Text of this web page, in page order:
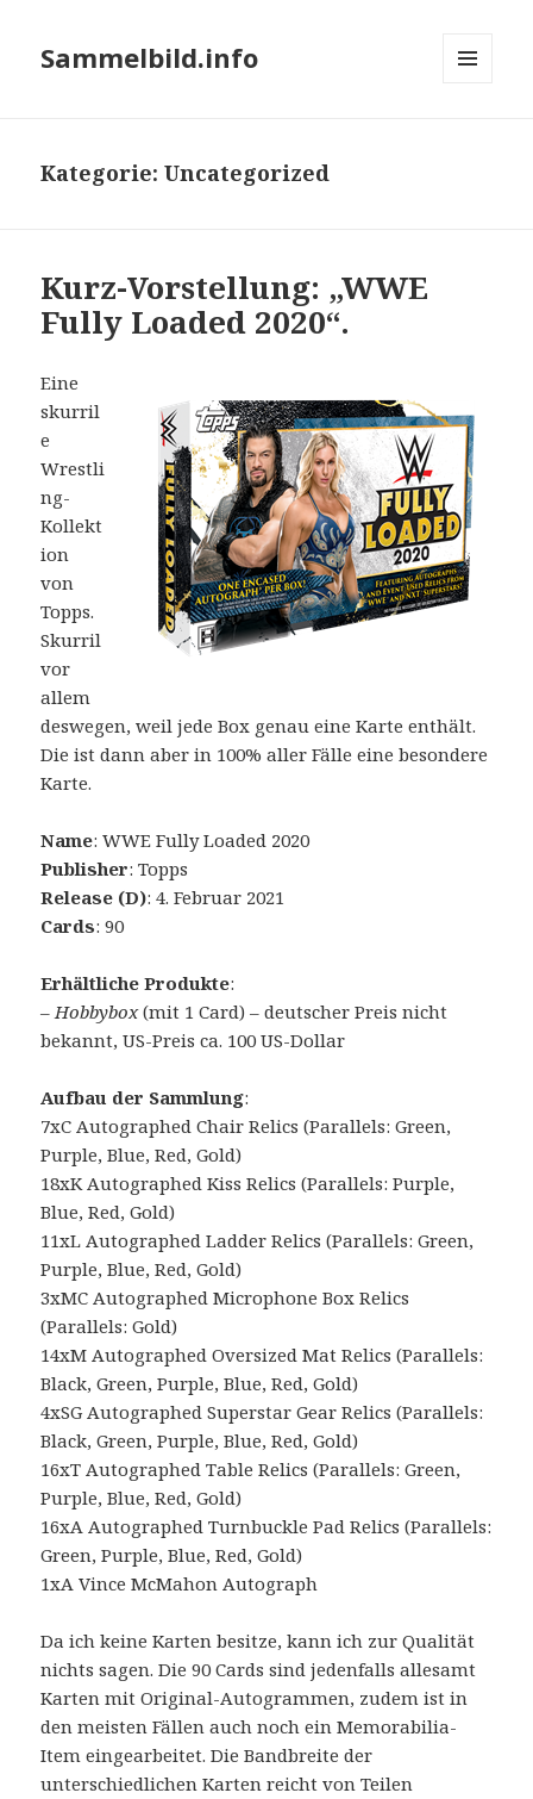
Sammelbild.info
Kategorie:Uncategorized
Kurz-Vorstellung: „WWE
Fully Loaded 2020“.
Eine
skurril
e
Wrestli
ng-
Kollekt
ion
von
Topps.
Skurril
vor
allem
deswegen, weil jede Box genau eine Karte enthält.
Die ist dann aber in 100% aller Fälle eine besondere
Karte.
Name: WWE Fully Loaded 2020
Publisher: Topps
Release (D): 4. Februar 2021
Cards: 90
Erhältliche Produkte:
–Hobbybox(mit 1 Card) – deutscher Preis nicht
bekannt, US-Preis ca. 100 US-Dollar
Aufbau der Sammlung:
7xC Autographed Chair Relics (Parallels: Green,
Purple, Blue, Red, Gold)
18xK Autographed Kiss Relics (Parallels: Purple,
Blue, Red, Gold)
11xL Autographed Ladder Relics (Parallels: Green,
Purple, Blue, Red, Gold)
3xMC Autographed Microphone Box Relics
(Parallels: Gold)
14xM Autographed Oversized Mat Relics (Parallels:
Black, Green, Purple, Blue, Red, Gold)
4xSG Autographed Superstar Gear Relics (Parallels:
Black, Green, Purple, Blue, Red, Gold)
16xT Autographed Table Relics (Parallels: Green,
Purple, Blue, Red, Gold)
16xA Autographed Turnbuckle Pad Relics (Parallels:
Green, Purple, Blue, Red, Gold)
1xA Vince McMahon Autograph
Da ich keine Karten besitze, kann ich zur Qualität
nichts sagen. Die 90 Cards sind jedenfalls allesamt
Karten mit Original-Autogrammen, zudem ist in
den meisten Fällen auch noch ein Memorabilia-
Item eingearbeitet. Die Bandbreite der
unterschiedlichen Karten reicht von Teilen